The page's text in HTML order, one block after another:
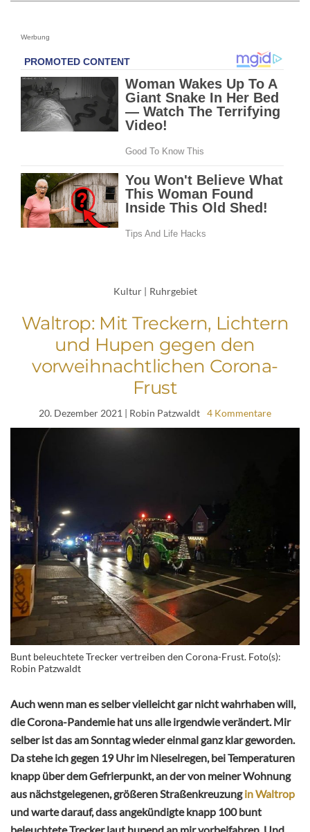
Werbung
Kultur | Ruhrgebiet
Waltrop: Mit Treckern, Lichtern
und Hupen gegen den
vorweihnachtlichen Corona-
Frust
20. Dezember 2021 | Robin Patzwaldt 4 Kommentare
Bunt beleuchtete Trecker vertreiben den Corona-Frust. Foto(s):
Robin Patzwaldt
Auch wenn man es selber vielleicht gar nicht wahrhaben will,
die Corona-Pandemie hat uns alle irgendwie verändert. Mir
selber ist das am Sonntag wieder einmal ganz klar geworden.
Da stehe ich gegen 19 Uhr im Nieselregen, bei Temperaturen
knapp über dem Gefrierpunkt, an der von meiner Wohnung
aus nächstgelegenen, größeren Straßenkreuzungin Waltrop
und warte darauf, dass angekündigte knapp 100 bunt